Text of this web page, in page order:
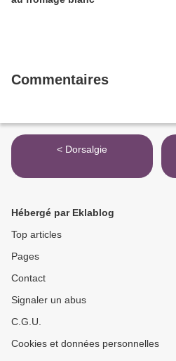
Commentaires
< Dorsalgie
Hébergé par Eklablog
Top articles
Pages
Contact
Signaler un abus
C.G.U.
Cookies et données personnelles